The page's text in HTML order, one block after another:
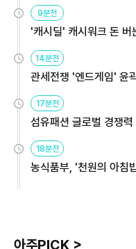
9분전
'캐시딜' 캐시워크 돈 버
14분전
관세전쟁 '엔드게임' 윤
용해야
17분전
섬유패션 글로벌 경쟁
원
18분전
농식품부, '천원의 아침
아주PICK >